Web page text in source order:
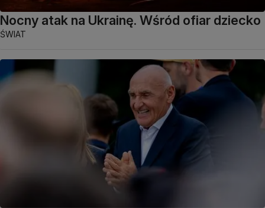
Nocny atak na Ukrainę. Wśród ofiar dziecko
ŚWIAT